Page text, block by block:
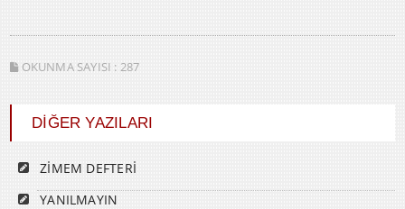
OKUNMA SAYISI : 287
DİĞER YAZILARI
ZİMEM DEFTERİ
YANILMAYIN